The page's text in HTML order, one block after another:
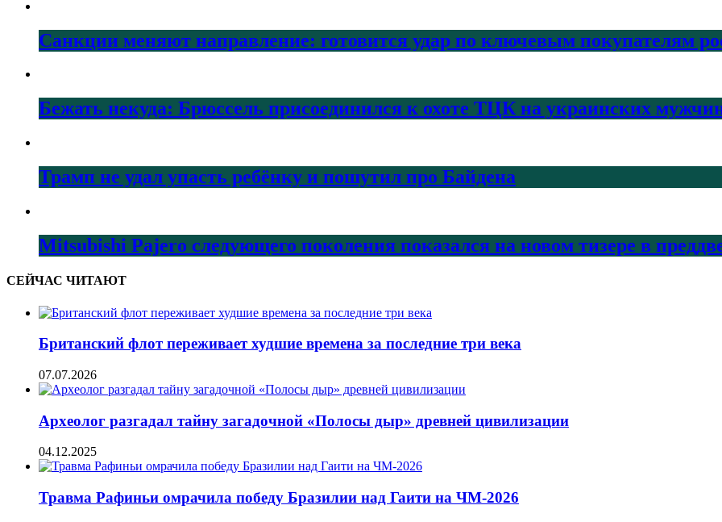
Санкции меняют направление: готовится удар по ключевым покупателям
Бежать некуда: Брюссель присоединился к охоте ТЦК на украинских
Трамп не удал упасть ребёнку и пошутил про Байдена
Mitsubishi Pajero следующего поколения показался на новом тизере в
СЕЙЧАС ЧИТАЮТ
Британский флот переживает худшие времена за последние три века
07.07.2026
Археолог разгадал тайну загадочной «Полосы дыр» древней цивилизации
04.12.2025
Травма Рафиньи омрачила победу Бразилии над Гаити на ЧМ-2026